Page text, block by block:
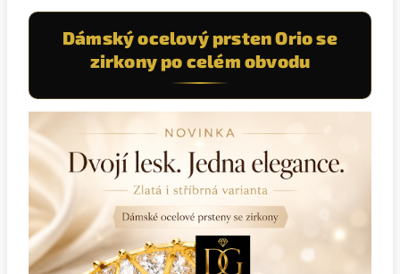
Dámský ocelový prsten Orio se
zirkony po celém obvodu